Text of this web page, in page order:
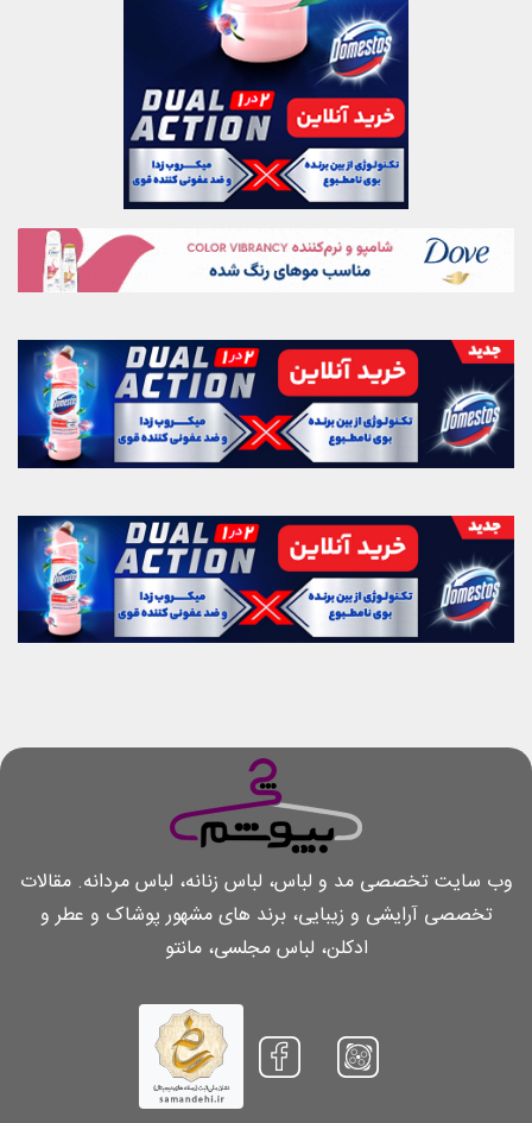
وب سایت تخصصی مد و لباس، لباس زنانه، لباس مردانه. مقالات
تخصصی آرایشی و زیبایی، برند های مشهور پوشاک و عطر و
ادکلن، لباس مجلسی، مانتو